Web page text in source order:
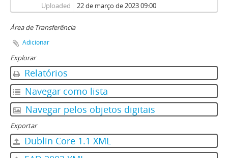
Uploaded 22 de março de 2023 09:00
Área de Transferência
Adicionar
Explorar
Relatórios
Navegar como lista
Navegar pelos objetos digitais
Exportar
Dublin Core 1.1 XML